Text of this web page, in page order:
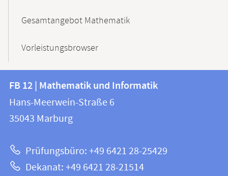
Gesamtangebot Mathematik
Vorleistungsbrowser
Kontakt
und
Informationen
Website
FB
12
|
und
Informatik
FB 12 | Mathematik und Informatik
Hans-Meerwein-Straße 6
35043 Marburg
Prüfungsbüro: +49 6421 28-25429
Dekanat: +49 6421 28-21514